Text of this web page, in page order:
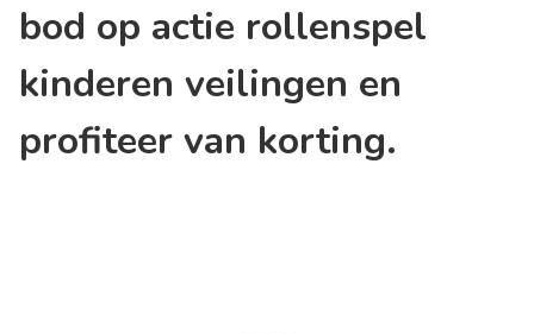
bod op actie rollenspel
kinderen veilingen en
profiteer van korting.